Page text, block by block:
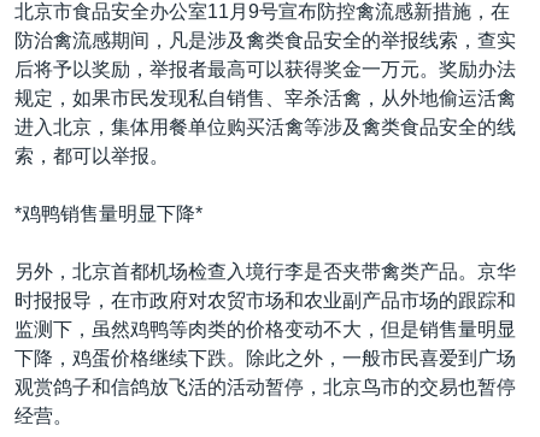
航
跳
到
检
中东
欧洲
非洲
美洲
全球议题
人权·法律·宗教
科教·文娱·体健
军事
劳工
环境
热点专题
白宫要闻
国会报道
美中关系
美国建国250周年
美国之音专访
重要讲话与声明
台海两岸关系
南中国海争端
VOA视频
VOA今日焦点
中文广播
关注我们
其他语言网站
北京市食品安全办公室11月9号宣布防控禽流感新措施，在
防治禽流感期间，凡是涉及禽类食品安全的举报线索，查实
后将予以奖励，举报者最高可以获得奖金一万元。奖励办法
规定，如果市民发现私自销售、宰杀活禽，从外地偷运活禽
进入北京，集体用餐单位购买活禽等涉及禽类食品安全的线
索，都可以举报。
*鸡鸭销售量明显下降*
另外，北京首都机场检查入境行李是否夹带禽类产品。京华
时报报导，在市政府对农贸市场和农业副产品市场的跟踪和
监测下，虽然鸡鸭等肉类的价格变动不大，但是销售量明显
下降，鸡蛋价格继续下跌。除此之外，一般市民喜爱到广场
观赏鸽子和信鸽放飞活的活动暂停，北京鸟市的交易也暂停
经营。